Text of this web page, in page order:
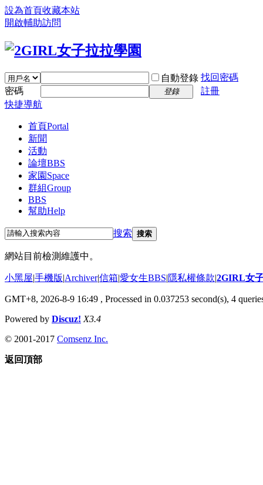
設為首頁收藏本站
開啟輔助訪問
自動登錄 找回密碼
密碼
登錄
註冊
快捷導航
首頁Portal
新聞
活動
論壇BBS
家園 Space
群組Group
BBS
幫助Help
搜索 搜索
網站目前檢測維護中。
小黑屋|手機版|Archiver|信箱|愛女生BBS|隱私權條款|2GIRL女
GMT+8, 2026-8-9 16:49 , Processed in 0.037253 second(s), 4
Powered by Discuz! X3.4
© 2001-2017 Comsenz Inc.
返回頂部